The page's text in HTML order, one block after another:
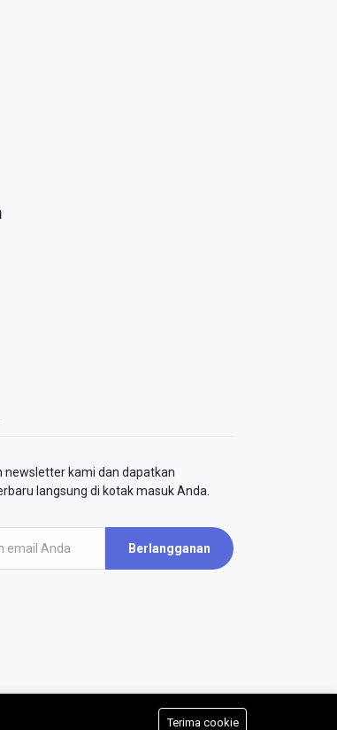
newsletter kami dan dapatkan
langsung di kotak masuk Anda.
Berlangganan
Terima cookie